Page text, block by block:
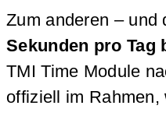
Zum anderen – und
Sekunden pro Tag
TMI Time Module
offiziell im